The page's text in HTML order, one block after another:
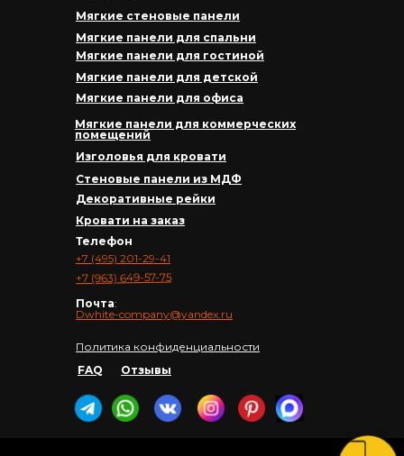
+7 (495) 201-29-41
+7 (963) 649-57-75
Почта:
Dwhite-company@yandex.ru
Политика конфиденциальности
Телефон
FAQ
Мягкие панели для коммерческих
помещений
Изголовья для кровати
Стеновые панели из МДФ
Декоративные рейки
Кровати на заказ
Мягкие стеновые панели
Мягкие панели для гостиной
Мягкие панели для детской
Мягкие панели для офиса
Мягкие панели для спальни
Отзывы